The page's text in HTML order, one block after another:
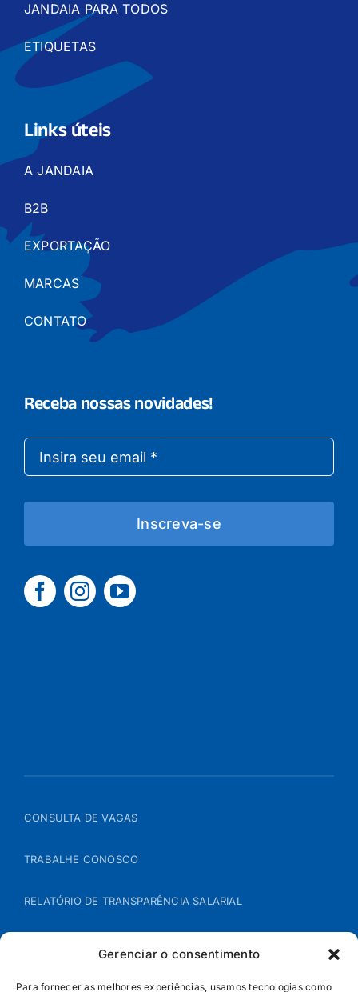
Gerenciar o consentimento
Para fornecer as melhores experiências, usamos tecnologias como
JANDAIA PARA TODOS
ETIQUETAS
Links úteis
A JANDAIA
B2B
EXPORTAÇÃO
MARCAS
CONTATO
Receba nossas novidades!
Inscreva-se
CONSULTA DE VAGAS
TRABALHE CONOSCO
RELATÓRIO DE TRANSPARÊNCIA SALARIAL
POLÍTICA DE COOKIES